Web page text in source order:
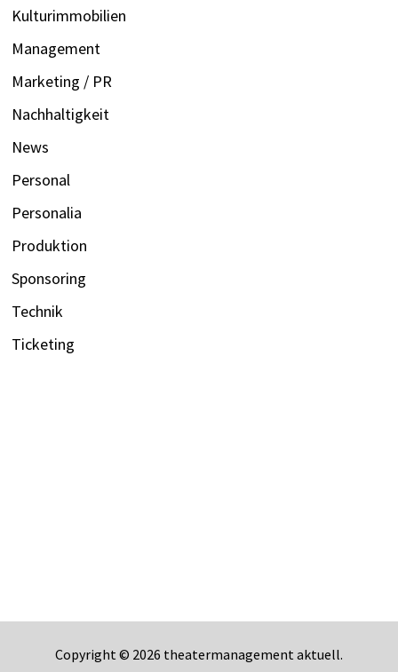
Kulturimmobilien
Management
Marketing / PR
Nachhaltigkeit
News
Personal
Personalia
Produktion
Sponsoring
Technik
Ticketing
Copyright © 2026 theatermanagement aktuell.